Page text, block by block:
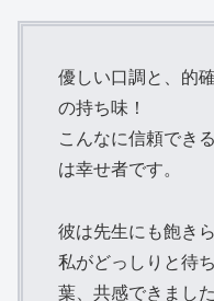
優しい口調と、的
の持ち味！
こんなに信頼でき
は幸せ者です。
彼は先生にも飽き
私がどっしりと待
葉、共感できました